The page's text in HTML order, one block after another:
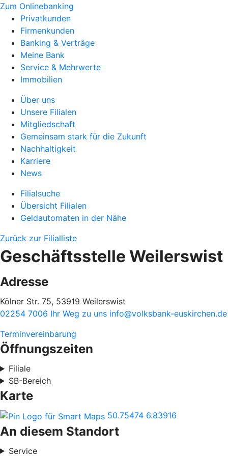
Zum Onlinebanking
Privatkunden
Firmenkunden
Banking & Verträge
Meine Bank
Service & Mehrwerte
Immobilien
Über uns
Unsere Filialen
Mitgliedschaft
Gemeinsam stark für die Zukunft
Nachhaltigkeit
Karriere
News
Filialsuche
Übersicht Filialen
Geldautomaten in der Nähe
Zurück zur Filialliste
Geschäftsstelle Weilerswist
Adresse
Kölner Str. 75, 53919 Weilerswist
02254 7006 Ihr Weg zu uns info@volksbank-euskirchen.de
Terminvereinbarung
Öffnungszeiten
Filiale
SB-Bereich
Karte
50.75474 6.83916
An diesem Standort
Service